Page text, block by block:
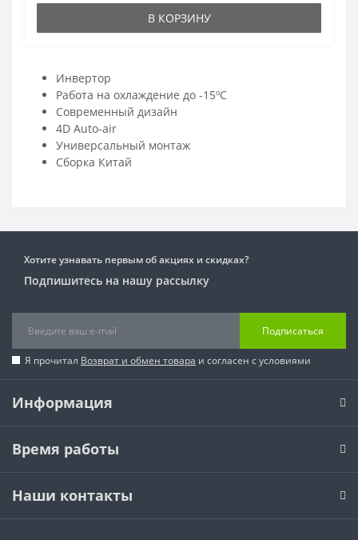
В КОРЗИНУ
Инвертор
Работа на охлаждение до -15ºС
Современный дизайн
4D Auto-air
Универсальный монтаж
Сборка Китай
Хотите узнавать первым об акциях и скидках?
Подпишитесь на нашу рассылку
Подписаться
Я прочитал Возврат и обмен товара и согласен с условиями
Информация
Время работы
Наши контакты